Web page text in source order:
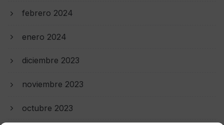
febrero 2024
enero 2024
diciembre 2023
noviembre 2023
octubre 2023